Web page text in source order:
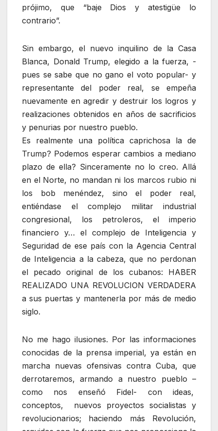
prójimo, que “baje Dios y atestigüe lo
contrario”.
Sin embargo, el nuevo inquilino de la Casa
Blanca, Donald Trump, elegido a la fuerza, -
pues se sabe que no gano el voto popular- y
representante del poder real, se empeña
nuevamente en agredir y destruir los logros y
realizaciones obtenidos en años de sacrificios
y penurias por nuestro pueblo.
Es realmente una política caprichosa la de
Trump? Podemos esperar cambios a mediano
plazo de ella? Sinceramente no lo creo. Allá
en el Norte, no mandan ni los marcos rubio ni
los bob menéndez, sino el poder real,
entiéndase el complejo militar industrial
congresional, los petroleros, el imperio
financiero y… el complejo de Inteligencia y
Seguridad de ese país con la Agencia Central
de Inteligencia a la cabeza, que no perdonan
el pecado original de los cubanos: HABER
REALIZADO UNA REVOLUCION VERDADERA
a sus puertas y mantenerla por más de medio
siglo.
No me hago ilusiones. Por las informaciones
conocidas de la prensa imperial, ya están en
marcha nuevas ofensivas contra Cuba, que
derrotaremos, armando a nuestro pueblo –
como nos enseñó Fidel- con ideas,
conceptos, nuevos proyectos socialistas y
revolucionarios; haciendo más Revolución,